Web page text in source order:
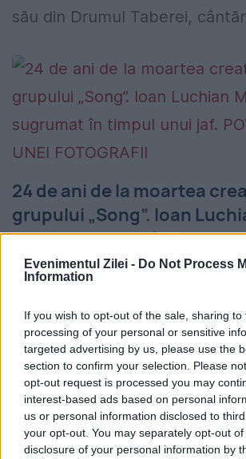
Evenimentul Zilei - Do Not Process
Information
If you wish to opt-out of the sale, sharing
processing of your personal or sensitive
targeted advertising by us, please use the
section to confirm your selection. Please
opt-out request is processed you may
interest-based ads based on personal
us or personal information disclosed to
your opt-out. You may separately opt-out
disclosure of your personal information by
său din Drumul Taberei,
24 de ani de la moartea
grupului „Song”. Ioan
a fost sugrumat în timpul
POVESTEA UNEI
În urmă cu 24 de ani,
românească era cutremurată
crimă şocantă de după
Luchian Mihalea, creatorul
şi Minisong, a fost găsit mort